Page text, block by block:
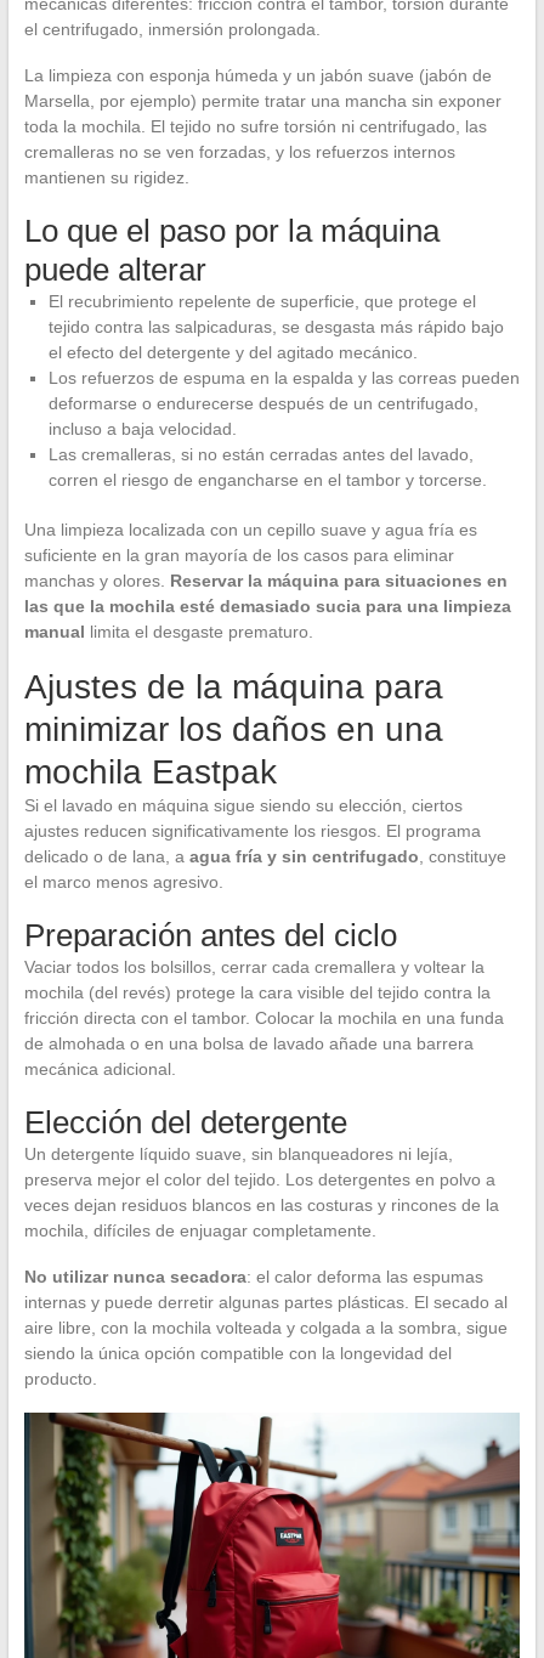
el centrifugado, inmersión prolongada.
La limpieza con esponja húmeda y un jabón suave (jabón de
Marsella, por ejemplo) permite tratar una mancha sin exponer
toda la mochila. El tejido no sufre torsión ni centrifugado, las
cremalleras no se ven forzadas, y los refuerzos internos
mantienen su rigidez.
Lo que el paso por la máquina
puede alterar
El recubrimiento repelente de superficie, que protege el
tejido contra las salpicaduras, se desgasta más rápido bajo
el efecto del detergente y del agitado mecánico.
Los refuerzos de espuma en la espalda y las correas pueden
deformarse o endurecerse después de un centrifugado,
incluso a baja velocidad.
Las cremalleras, si no están cerradas antes del lavado,
corren el riesgo de engancharse en el tambor y torcerse.
Una limpieza localizada con un cepillo suave y agua fría es
suficiente en la gran mayoría de los casos para eliminar
manchas y olores. Reservar la máquina para situaciones en
las que la mochila esté demasiado sucia para una limpieza
manual limita el desgaste prematuro.
Ajustes de la máquina para
minimizar los daños en una
mochila Eastpak
Si el lavado en máquina sigue siendo su elección, ciertos
ajustes reducen significativamente los riesgos. El programa
delicado o de lana, a agua fría y sin centrifugado , constituye
el marco menos agresivo.
Preparación antes del ciclo
Vaciar todos los bolsillos, cerrar cada cremallera y voltear la
mochila (del revés) protege la cara visible del tejido contra la
fricción directa con el tambor. Colocar la mochila en una funda
de almohada o en una bolsa de lavado añade una barrera
mecánica adicional.
Elección del detergente
Un detergente líquido suave, sin blanqueadores ni lejía,
preserva mejor el color del tejido. Los detergentes en polvo a
veces dejan residuos blancos en las costuras y rincones de la
mochila, difíciles de enjuagar completamente.
No utilizar nunca secadora: el calor deforma las espumas
internas y puede derretir algunas partes plásticas. El secado al
aire libre, con la mochila volteada y colgada a la sombra, sigue
siendo la única opción compatible con la longevidad del
producto.